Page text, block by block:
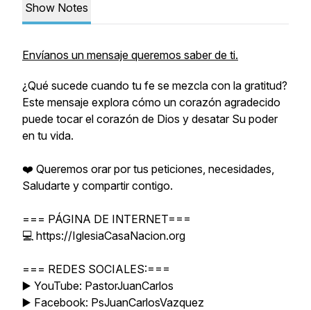
Show Notes
Envíanos un mensaje queremos saber de ti.
¿Qué sucede cuando tu fe se mezcla con la gratitud?
Este mensaje explora cómo un corazón agradecido
puede tocar el corazón de Dios y desatar Su poder
en tu vida.
❤️ Queremos orar por tus peticiones, necesidades,
Saludarte y compartir contigo.
=== PÁGINA DE INTERNET===
💻 https://IglesiaCasaNacion.org
=== REDES SOCIALES:===
▶️ YouTube: PastorJuanCarlos
▶️ Facebook: PsJuanCarlosVazquez